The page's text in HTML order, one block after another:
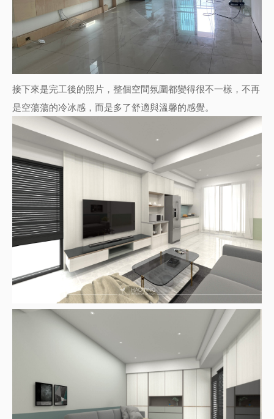
接下來是完工後的照片，整個空間氛圍都變得很不一樣，不再
是空蕩蕩的冷冰感，而是多了舒適與溫馨的感覺。